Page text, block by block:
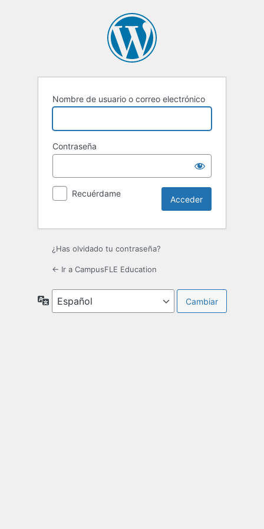
Nombre de usuario o correo electrónico
Contraseña
Recuérdame
¿Has olvidado tu contraseña?
← Ir a CampusFLE Education
Idioma